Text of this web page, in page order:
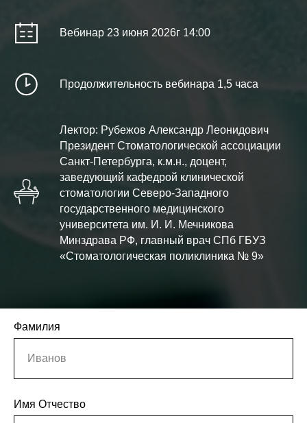
Вебинар 23 июня 2026г 14:00
Продолжительность вебинара 1,5 часа
Лектор: Рубежов Александр Леонидович
Президент Стоматологической ассоциации
Санкт-Петербурга, к.м.н., доцент,
заведующий кафедрой клинической
стоматологии Северо-Западного
государственного медицинского
университета им. И. И. Мечникова
Минздрава РФ, главный врач СПб ГБУЗ
«Стоматологическая поликлиника № 9»
Фамилия
Иванов
Имя Отчество